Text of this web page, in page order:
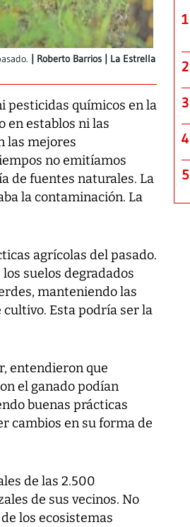
Roberto Barrios | La Estrella
pesticidas químicos en la
en establos ni las
las mejores
no emitíamos
de fuentes naturales. La
la contaminación. La
agrícolas del pasado.
suelos degradados
manteniendo las
Esta podría ser la
entendieron que
el ganado podían
buenas prácticas
cambios en su forma de
de las 2.500
de sus vecinos. No
los ecosistemas
1
2
3
4
5